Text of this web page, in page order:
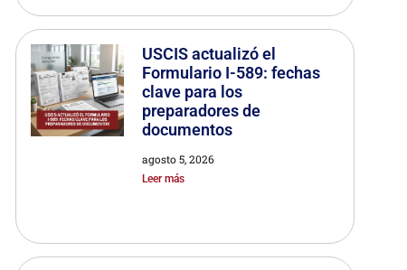
USCIS actualizó el
Formulario I-589: fechas
clave para los
preparadores de
documentos
agosto 5, 2026
Leer más